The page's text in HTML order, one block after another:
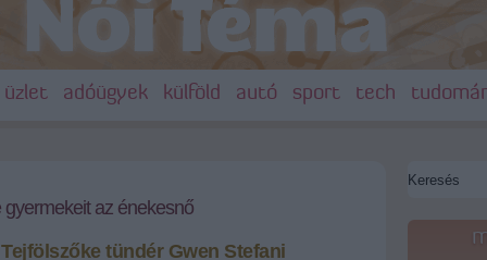
üzlet adóügyek külföld autó sport tech
gyermekeit az énekesnő
tündér Gwen Stefani